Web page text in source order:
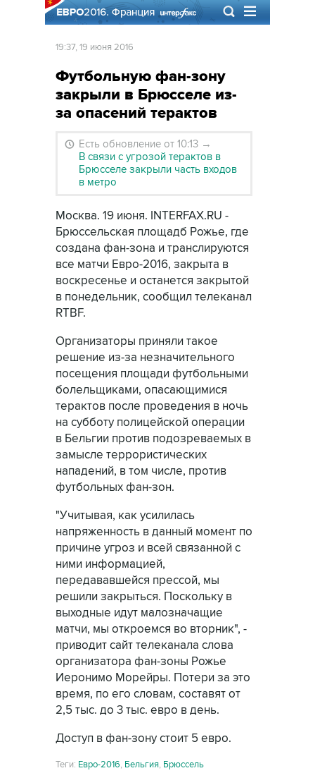
19:37, 19 июня 2016
Футбольную фан-зону
закрыли в Брюсселе из-
за опасений терактов
Есть обновление от 10:13 →
В связи с угрозой терактов в
Брюсселе закрыли часть входов
в метро
Москва. 19 июня. INTERFAX.RU -
Брюссельская площадб Рожье, где
создана фан-зона и транслируются
все матчи Евро-2016, закрыта в
воскресенье и останется закрытой
в понедельник, сообщил телеканал
RTBF.
Организаторы приняли такое
решение из-за незначительного
посещения площади футбольными
болельщиками, опасающимися
терактов после проведения в ночь
на субботу полицейской операции
в Бельгии против подозреваемых в
замысле террористических
нападений, в том числе, против
футбольных фан-зон.
"Учитывая, как усилилась
напряженность в данный момент по
причине угроз и всей связанной с
ними информацией,
передававшейся прессой, мы
решили закрыться. Поскольку в
выходные идут малозначащие
матчи, мы откроемся во вторник", -
приводит сайт телеканала слова
организатора фан-зоны Рожье
Иеронимо Морейры. Потери за это
время, по его словам, составят от
2,5 тыс. до 3 тыс. евро в день.
Доступ в фан-зону стоит 5 евро.
Теги: Евро-2016, Бельгия, Брюссель